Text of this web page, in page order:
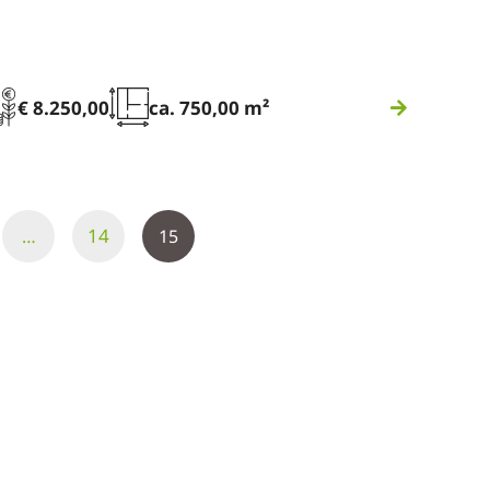
€ 8.250,00 ca. 750,00 m²
… 14 15